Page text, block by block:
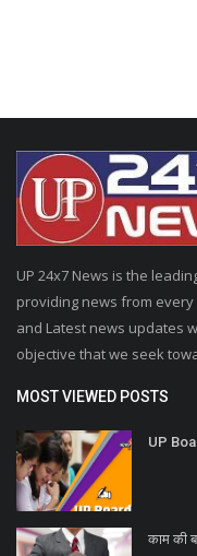
UP 24x7 News is the
providing news from
and Latest news updates
objective that we seek
MOST VIEWED POSTS
UP
काम की